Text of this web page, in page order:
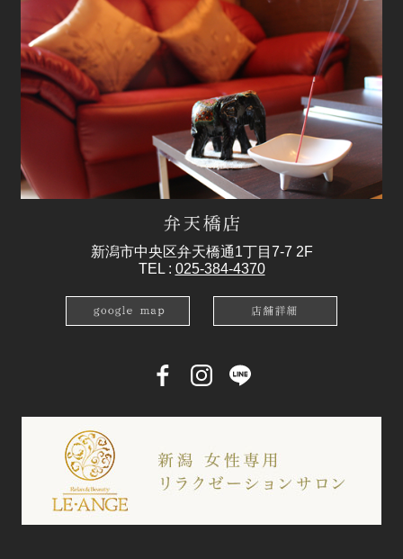
新潟市中央区弁天橋通1丁目7-7 2F
TEL : 025-384-4370